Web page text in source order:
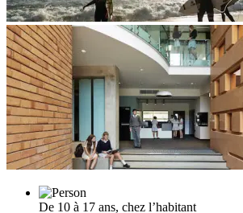
De 10 à 17 ans, chez l’habitant